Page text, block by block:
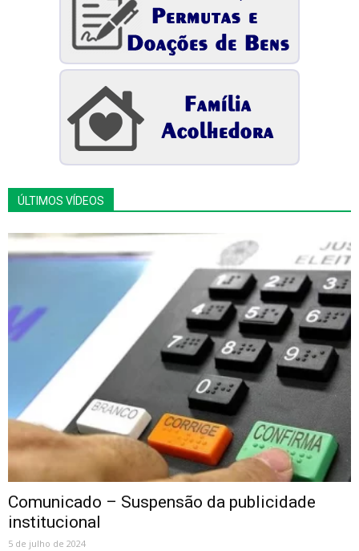
ÚLTIMOS VÍDEOS
Comunicado – Suspensão da publicidade
institucional
5 de julho de 2024